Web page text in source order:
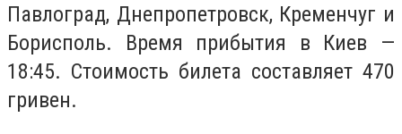
Павлоград, Днепропетровск, Кременчуг и
Борисполь. Время прибытия в Киев —
18:45. Стоимость билета составляет 470
гривен.